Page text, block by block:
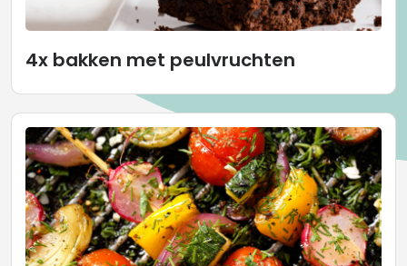
4x bakken met peulvruchten